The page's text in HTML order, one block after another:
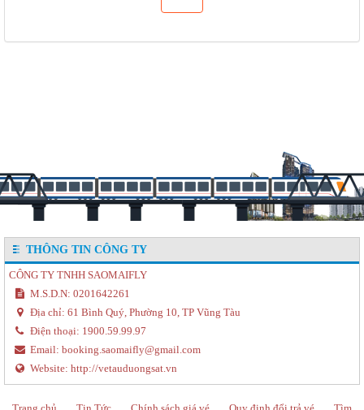
THÔNG TIN CÔNG TY
CÔNG TY TNHH SAOMAIFLY
M.S.D.N: 0201642261
Địa chỉ: 61 Bình Quý, Phường 10, TP Vũng Tàu
Điện thoại: 1900.59.99.97
Email: booking.saomaifly@gmail.com
Website: http://vetauduongsat.vn